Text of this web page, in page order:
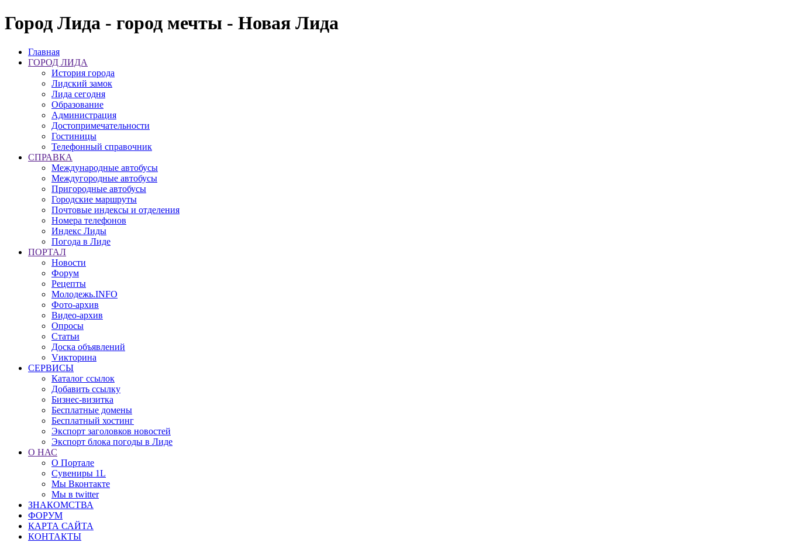
Город Лида - город мечты - Новая Лида
Главная
ГОРОД ЛИДА
История города
Лидский замок
Лида сегодня
Образование
Администрация
Достопримечательности
Гостиницы
Телефонный справочник
СПРАВКА
Международные автобусы
Междугородные автобусы
Пригородные автобусы
Городские маршруты
Почтовые индексы и отделения
Номера телефонов
Индекс Лиды
Погода в Лиде
ПОРТАЛ
Новости
Форум
Рецепты
Молодежь.INFO
Фото-архив
Видео-архив
Опросы
Статьи
Доска объявлений
Vикторина
СЕРВИСЫ
Каталог ссылок
Добавить ссылку
Бизнес-визитка
Бесплатные домены
Бесплатный хостинг
Экспорт заголовков новостей
Экспорт блока погоды в Лиде
О НАС
О Портале
Сувениры 1L
Мы Вконтакте
Мы в twitter
ЗНАКОМСТВА
ФОРУМ
КАРТА САЙТА
КОНТАКТЫ